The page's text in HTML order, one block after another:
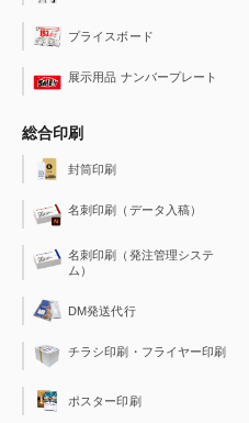
プライスボード
展示用品 ナンバープレート
総合印刷
封筒印刷
名刺印刷（データ入稿）
名刺印刷（発注管理システ
ム）
DM発送代行
チラシ印刷・フライヤー印刷
ポスター印刷